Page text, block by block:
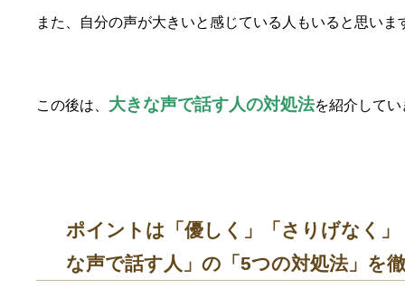
また、自分の声が大きいと感じている人もいると思いま
この後は、 大きな声で話す人の対処法を紹介して
ポイントは「優しく」「さりげなく
な声で話す人」の「5つの対処法」を